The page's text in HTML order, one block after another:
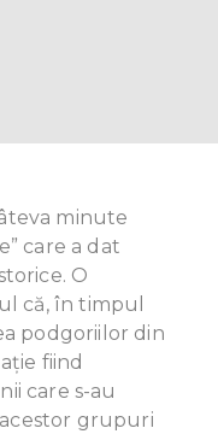
minute
care a dat
O
că, în timpul
podgoriilor din
fiind
care s-au
grupuri